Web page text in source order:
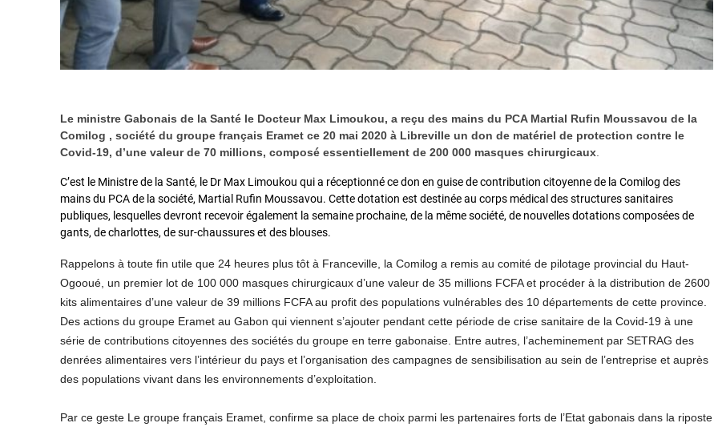
Le ministre Gabonais de la Santé le Docteur Max Limoukou, a reçu des mains du PCA Martial Rufin Moussavou de la
Comilog , société du groupe français Eramet ce 20 mai 2020 à Libreville un don de matériel de protection contre le
Covid-19, d’une valeur de 70 millions, composé essentiellement de 200 000 masques chirurgicaux.
C’est le Ministre de la Santé, le Dr Max Limoukou qui a réceptionné ce don en guise de contribution citoyenne de la Comilog des
mains du PCA de la société, Martial Rufin Moussavou. Cette dotation est destinée au corps médical des structures sanitaires
publiques, lesquelles devront recevoir également la semaine prochaine, de la même société, de nouvelles dotations composées de
gants, de charlottes, de sur-chaussures et des blouses.
Rappelons à toute fin utile que 24 heures plus tôt à Franceville, la Comilog a remis au comité de pilotage provincial du Haut-
Ogooué, un premier lot de 100 000 masques chirurgicaux d’une valeur de 35 millions FCFA et procéder à la distribution de 2600
kits alimentaires d’une valeur de 39 millions FCFA au profit des populations vulnérables des 10 départements de cette province.
Des actions du groupe Eramet au Gabon qui viennent s’ajouter pendant cette période de crise sanitaire de la Covid-19 à une
série de contributions citoyennes des sociétés du groupe en terre gabonaise. Entre autres, l’acheminement par SETRAG des
denrées alimentaires vers l’intérieur du pays et l’organisation des campagnes de sensibilisation au sein de l’entreprise et auprès
des populations vivant dans les environnements d’exploitation.
Par ce geste Le groupe français Eramet, confirme sa place de choix parmi les partenaires forts de l’Etat gabonais dans la riposte